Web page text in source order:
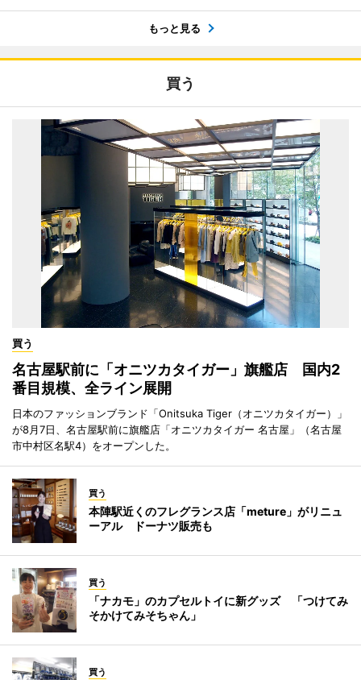
もっと見る
買う
買う
名古屋駅前に「オニツカタイガー」旗艦店 国内2
番目規模、全ライン展開
日本のファッションブランド「Onitsuka Tiger（オニツカタイガー）」
が8月7日、名古屋駅前に旗艦店「オニツカタイガー 名古屋」（名古屋
市中村区名駅4）をオープンした。
買う
本陣駅近くのフレグランス店「meture」がリニュ
ーアル ドーナツ販売も
買う
「ナカモ」のカプセルトイに新グッズ 「つけてみ
そかけてみそちゃん」
買う